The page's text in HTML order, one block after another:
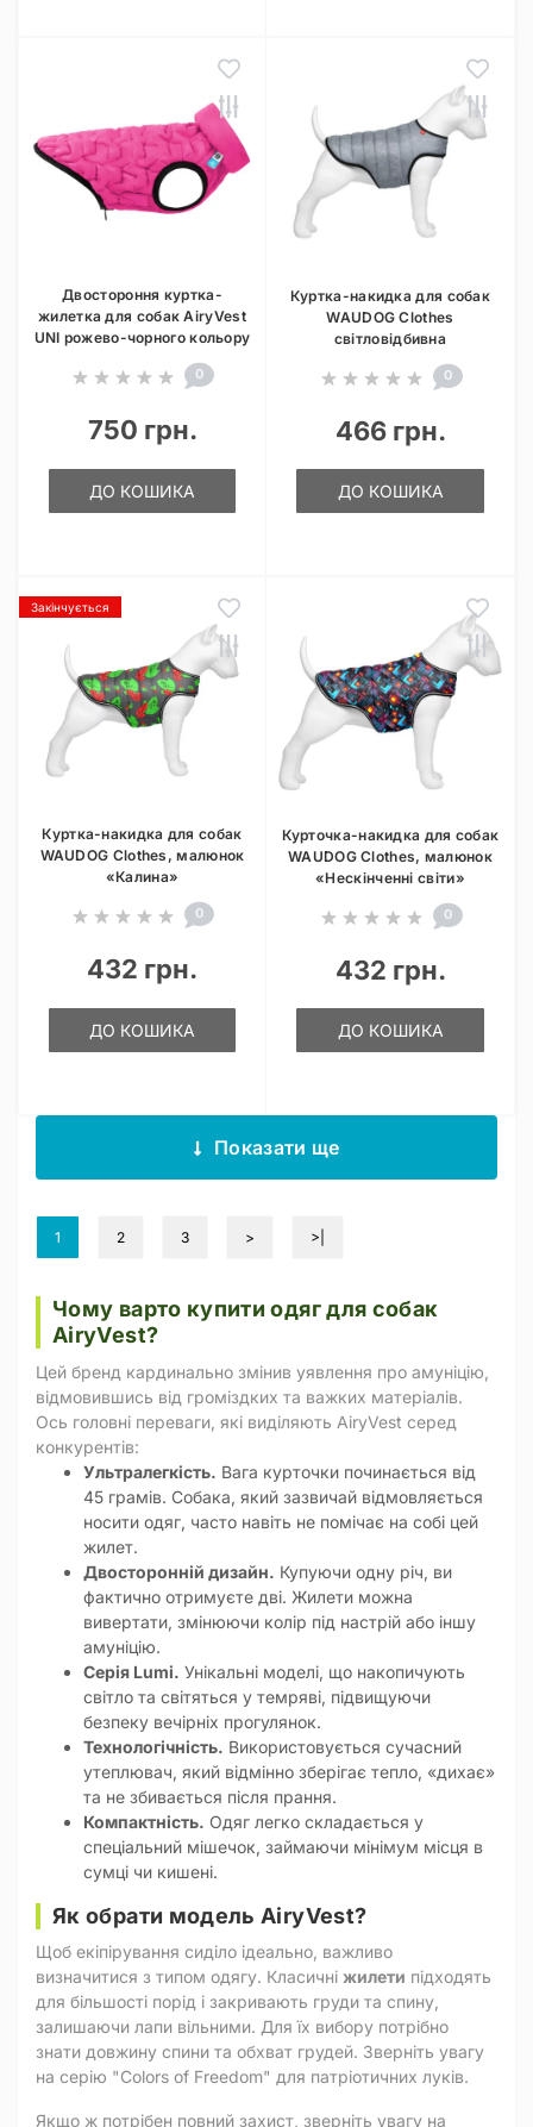
Двостороння куртка-
жилетка для собак AiryVest
UNI рожево-чорного кольору
0
750 грн.
ДО КОШИКА
Куртка-накидка для собак
WAUDOG Clothes
світловідбивна
0
466 грн.
ДО КОШИКА
Закінчується
Куртка-накидка для собак
WAUDOG Clothes, малюнок
«Калина»
0
432 грн.
ДО КОШИКА
Курточка-накидка для собак
WAUDOG Clothes, малюнок
«Нескінченні світи»
0
432 грн.
ДО КОШИКА
Показати ще
1 2 3 > >|
Чому варто купити одяг для собак
AiryVest?
Цей бренд кардинально змінив уявлення про амуніцію,
відмовившись від громіздких та важких матеріалів.
Ось головні переваги, які виділяють AiryVest серед
конкурентів:
Ультралегкість. Вага курточки починається від
45 грамів. Собака, який зазвичай відмовляється
носити одяг, часто навіть не помічає на собі цей
жилет.
Двосторонній дизайн. Купуючи одну річ, ви
фактично отримуєте дві. Жилети можна
вивертати, змінюючи колір під настрій або іншу
амуніцію.
Серія Lumi. Унікальні моделі, що накопичують
світло та світяться у темряві, підвищуючи
безпеку вечірніх прогулянок.
Технологічність. Використовується сучасний
утеплювач, який відмінно зберігає тепло, «дихає»
та не збивається після прання.
Компактність. Одяг легко складається у
спеціальний мішечок, займаючи мінімум місця в
сумці чи кишені.
Як обрати модель AiryVest?
Щоб екіпірування сиділо ідеально, важливо
визначитися з типом одягу. Класичні жилети підходять
для більшості порід і закривають груди та спину,
залишаючи лапи вільними. Для їх вибору потрібно
знати довжину спини та обхват грудей. Зверніть увагу
на серію "Colors of Freedom" для патріотичних луків.
Якщо ж потрібен повний захист, зверніть увагу на